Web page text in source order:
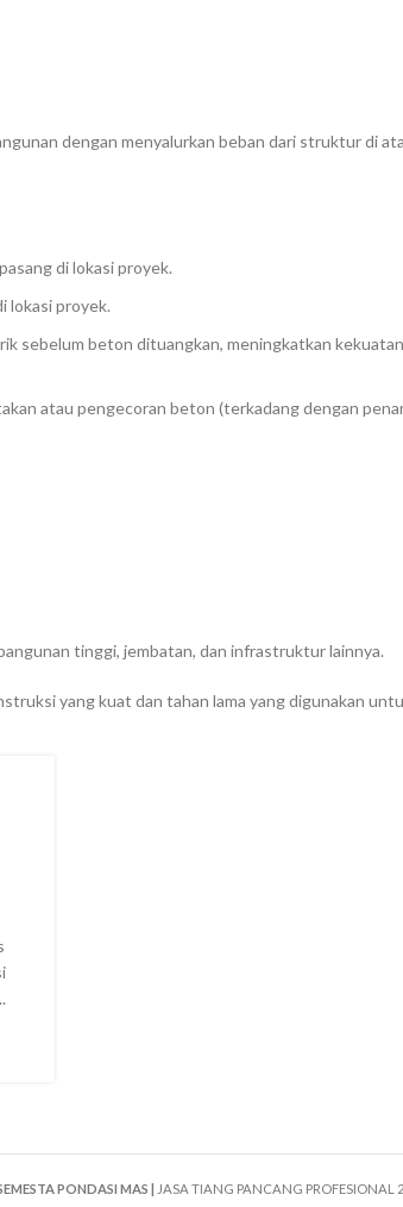
dengan menyalurkan beban dari struktur di
di lokasi proyek.
lokasi proyek.
sebelum beton dituangkan, meningkatkan
atau pengecoran beton (terkadang dengan
tinggi, jembatan, dan infrastruktur lainnya.
yang kuat dan tahan lama yang digunakan
PONDASI MAS | JASA TIANG PANCANG PROFESIONAL